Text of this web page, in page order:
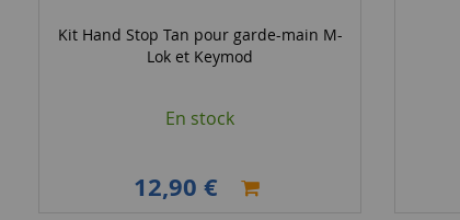
Kit Hand Stop Tan pour garde-main M-
Lok et Keymod
En stock
12,90 €